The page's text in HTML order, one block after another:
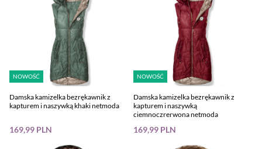
NOWOŚĆ
Damska kamizelka bezrękawnik z
kapturem i naszywką khaki netmoda
169,99 PLN
NOWOŚĆ
Damska kamizelka bezrękawnik z
kapturem i naszywką
ciemnoczrerwona netmoda
169,99 PLN